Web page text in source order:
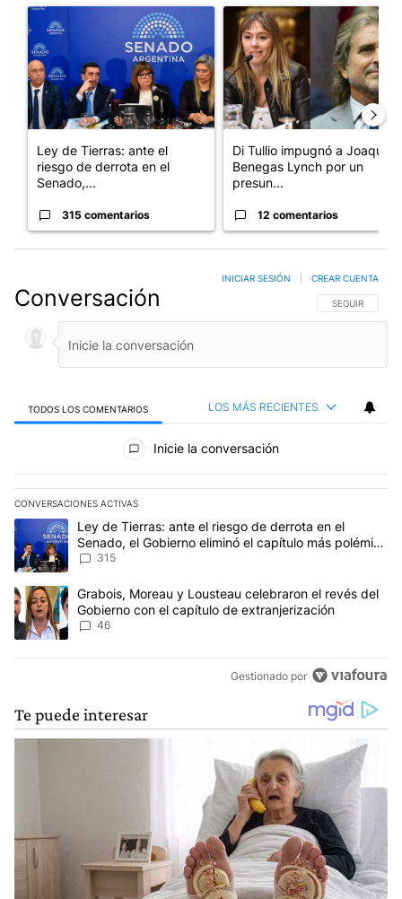
Un artículo de tendencia con el título "Ley de Tierras: ante el
Ley de Tierras: ante el
riesgo de derrota en el
Senado,...
315 comentarios
Un artículo de tendencia
Di Tullio impugnó a Joaquín
Benegas Lynch por un
presun...
12 comentarios
Conversación SIGA ESTA
SEGUIR
INICIAR SESIÓN CREAR CUENTA
TODOS LOS COMENTARIOS LOS MÁS RECIENTES
Todos los comentarios
Inicie la conversación
CONVERSACIONES ACTIVAS
Este listado muestra los artículos con más comentarios en los
Un artículo de tendencia con el título "Ley de Tierras: ante el
Ley de Tierras: ante el riesgo de derrota en el
Senado, el Gobierno eliminó el capítulo más polémico
del proyecto
315
Un artículo de tendencia con el título "Grabois, Moreau y
Grabois, Moreau y Lousteau celebraron el revés del
Gobierno con el capítulo de extranjerización
46
Gestionado por